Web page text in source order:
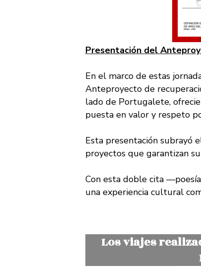
Presentación del
En el marco de estas
Anteproyecto de
lado de Portugalete,
puesta en valor y respeto
Esta presentación subrayó
proyectos que garantizan
Con esta doble cita
una experiencia cultural
Los viajes